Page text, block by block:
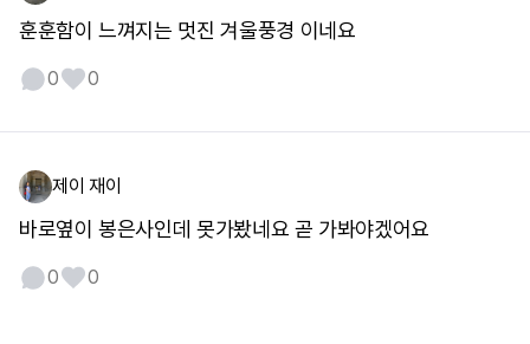
훈훈함이 느껴지는 멋진 겨울풍경 이네요
0 0
제이 재이
바로옆이 봉은사인데 못가봤네요 곧 가봐야겠어요
0 0